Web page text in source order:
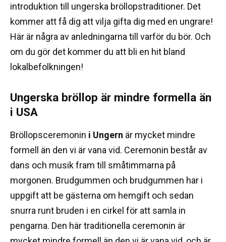
introduktion till ungerska bröllopstraditioner. Det
kommer att få dig att vilja gifta dig med en ungrare!
Här är några av anledningarna till varför du bör. Och
om du gör det kommer du att bli en hit bland
lokalbefolkningen!
Ungerska bröllop är mindre formella än
i USA
Bröllopsceremonin i Ungern är mycket mindre
formell än den vi är vana vid. Ceremonin består av
dans och musik fram till småtimmarna på
morgonen. Brudgummen och brudgummen har i
uppgift att be gästerna om hemgift och sedan
snurra runt bruden i en cirkel för att samla in
pengarna. Den här traditionella ceremonin är